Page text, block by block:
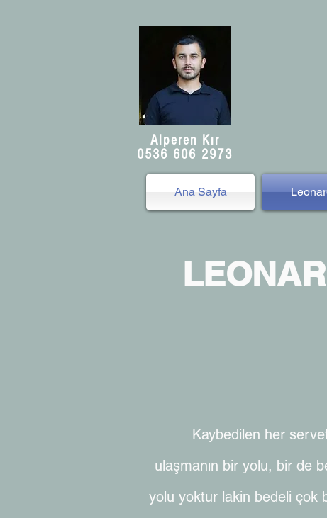
Alperen Kır
0536 606 2973
Ana Sayfa
Kaybedilen her
ulaşmanın bir yolu, bir de
yolu yoktur lakin bedeli çok